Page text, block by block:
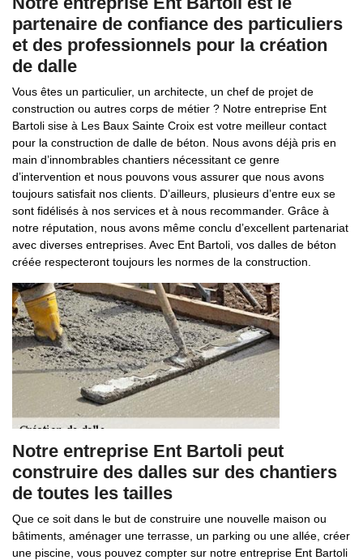
partenaire de confiance des particuliers
et des professionnels pour la création
de dalle
Vous êtes un particulier, un architecte, un chef de projet de
construction ou autres corps de métier ? Notre entreprise Ent
Bartoli sise à Les Baux Sainte Croix est votre meilleur contact
pour la construction de dalle de béton. Nous avons déjà pris en
main d’innombrables chantiers nécessitant ce genre
d’intervention et nous pouvons vous assurer que nous avons
toujours satisfait nos clients. D’ailleurs, plusieurs d’entre eux se
sont fidélisés à nos services et à nous recommander. Grâce à
notre réputation, nous avons même conclu d’excellent partenariat
avec diverses entreprises. Avec Ent Bartoli, vos dalles de béton
créée respecteront toujours les normes de la construction.
Notre entreprise Ent Bartoli peut
construire des dalles sur des chantiers
de toutes les tailles
Que ce soit dans le but de construire une nouvelle maison ou
bâtiments, aménager une terrasse, un parking ou une allée, créer
une piscine, vous pouvez compter sur notre entreprise Ent Bartoli